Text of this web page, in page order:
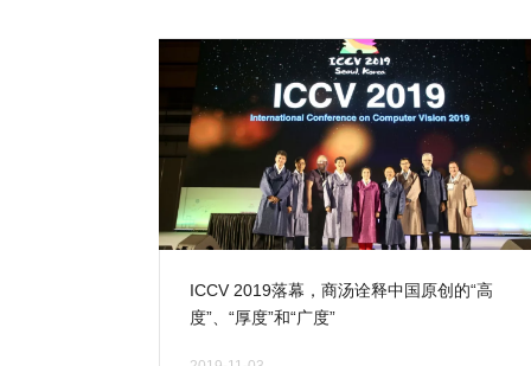
ICCV 2019落幕，商汤诠释中国原创的“高
度”、“厚度”和“广度”